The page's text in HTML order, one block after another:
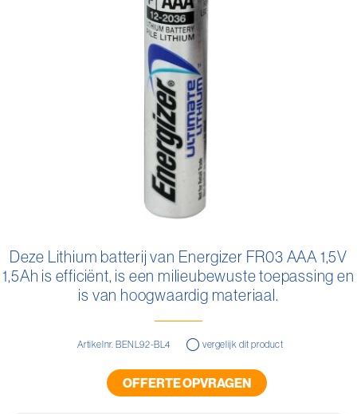
begin
van
Deze Lithium batterij van Energizer FR03 AAA 1,5V
1,5Ah is efficiënt, is een milieubewuste toepassing en
is van hoogwaardig materiaal.
Artikelnr. BENL92-BL4 vergelijk dit product
OFFERTE OPVRAGEN